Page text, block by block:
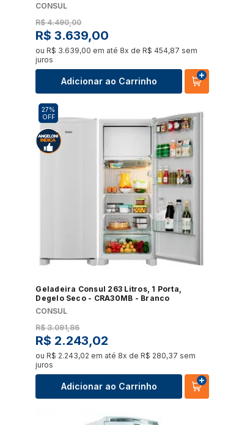
CONSUL
R$ 4.490,00
R$ 3.639,00
ouR$ 3.639,00 em até 8x deR$ 454,87 sem
juros
Adicionar ao Carrinho
27%
OFF
Geladeira Consul 263 Litros, 1 Porta,
Degelo Seco - CRA30MB - Branco
CONSUL
R$ 3.091,86
R$ 2.243,02
ouR$ 2.243,02 em até 8x deR$ 280,37 sem
juros
Adicionar ao Carrinho